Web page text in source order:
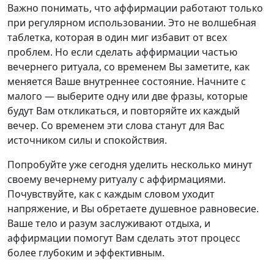
Важно понимать, что аффирмации работают только
при регулярном использовании. Это не волшебная
таблетка, которая в один миг избавит от всех
проблем. Но если сделать аффирмации частью
вечернего ритуала, со временем Вы заметите, как
меняется Ваше внутреннее состояние. Начните с
малого — выберите одну или две фразы, которые
будут Вам откликаться, и повторяйте их каждый
вечер. Со временем эти слова станут для Вас
источником силы и спокойствия.
Попробуйте уже сегодня уделить несколько минут
своему вечернему ритуалу с аффирмациями.
Почувствуйте, как с каждым словом уходит
напряжение, и Вы обретаете душевное равновесие.
Ваше тело и разум заслуживают отдыха, и
аффирмации помогут Вам сделать этот процесс
более глубоким и эффективным.